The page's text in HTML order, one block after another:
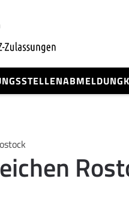
ABMELDUNG